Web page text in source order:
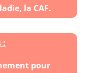
la CAF.
:
pour